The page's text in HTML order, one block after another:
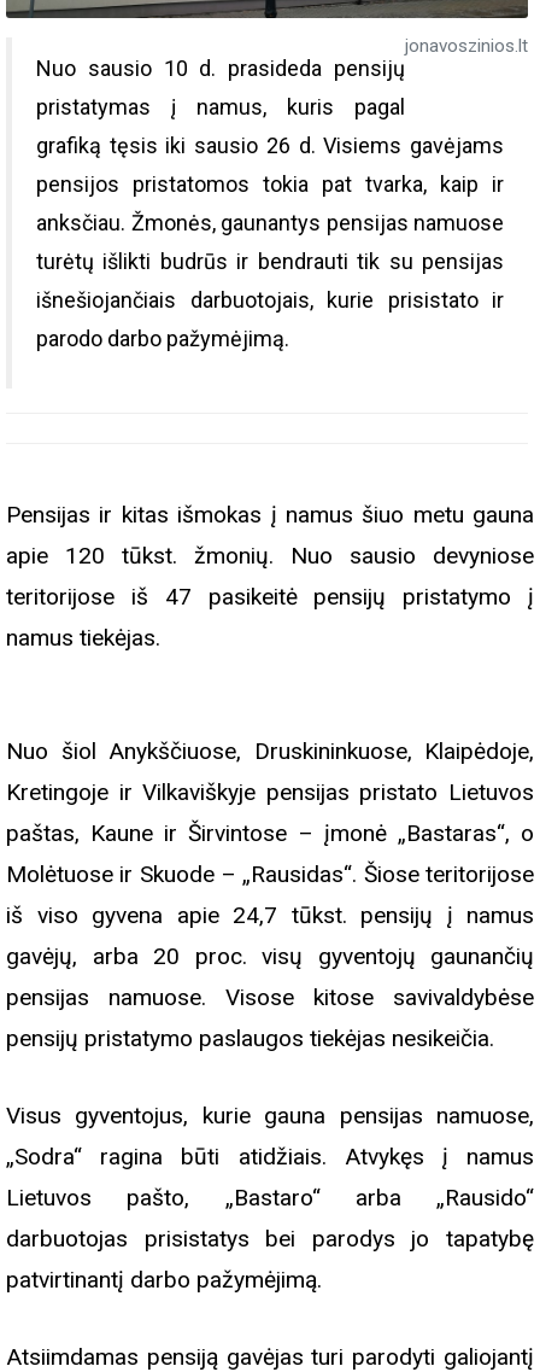
jonavoszinios.lt
Nuo sausio 10 d. prasideda pensijų
pristatymas į namus, kuris pagal
grafiką tęsis iki sausio 26 d. Visiems gavėjams
pensijos pristatomos tokia pat tvarka, kaip ir
anksčiau. Žmonės, gaunantys pensijas namuose
turėtų išlikti budrūs ir bendrauti tik su pensijas
išnešiojančiais darbuotojais, kurie prisistato ir
parodo darbo pažymėjimą.
Pensijas ir kitas išmokas į namus šiuo metu gauna
apie 120 tūkst. žmonių. Nuo sausio devyniose
teritorijose iš 47 pasikeitė pensijų pristatymo į
namus tiekėjas.
Nuo šiol Anykščiuose, Druskininkuose, Klaipėdoje,
Kretingoje ir Vilkaviškyje pensijas pristato Lietuvos
paštas, Kaune ir Širvintose – įmonė „Bastaras“, o
Molėtuose ir Skuode – „Rausidas“. Šiose teritorijose
iš viso gyvena apie 24,7 tūkst. pensijų į namus
gavėjų, arba 20 proc. visų gyventojų gaunančių
pensijas namuose. Visose kitose savivaldybėse
pensijų pristatymo paslaugos tiekėjas nesikeičia.
Visus gyventojus, kurie gauna pensijas namuose,
„Sodra“ ragina būti atidžiais. Atvykęs į namus
Lietuvos pašto, „Bastaro“ arba „Rausido“
darbuotojas prisistatys bei parodys jo tapatybę
patvirtinantį darbo pažymėjimą.
Atsiimdamas pensiją gavėjas turi parodyti galiojantį